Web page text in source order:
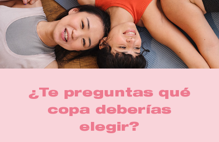
¿Te preguntas qué
copa deberías
elegir?